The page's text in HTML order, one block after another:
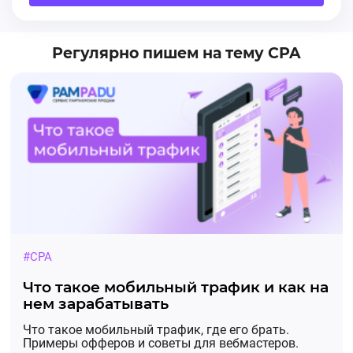
🚗 Распродажа Steam
25 июня стартует Летняя распродажа steam —
одна из крупнейших игровых распродаж года.
⚡️ 0% комиссии на пополнение Steam
💰 Выгодные предложения на товары других
категорий под Summer Sale. Начинать работу
Основные категории, на которые
рекомендуем вести трафик веб-мастерам
помимо стима:
Регулярно пишем на тему CPA
#CPA
Что такое мобильный трафик и как на
нем зарабатывать
Что такое мобильный трафик, где его брать.
Примеры офферов и советы для вебмастеров.